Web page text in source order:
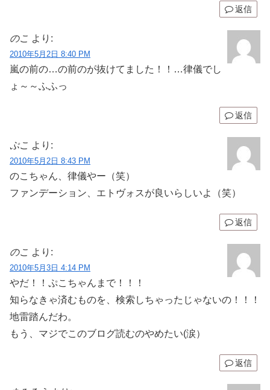
返信
のこ より:
2010年5月2日 8:40 PM
嵐の前の…の前のが抜けてました！！…律儀でし
ょ～～ふふっ
返信
ぷこ より:
2010年5月2日 8:43 PM
のこちゃん、律儀やー（笑）
ファンデーション、エトヴォスが良いらしいよ（笑）
返信
のこ より:
2010年5月3日 4:14 PM
やだ！！ぷこちゃんまで！！！
知らなきゃ済むものを、検索しちゃったじゃないの！！！
地雷踏んだわ。
もう、マジでこのブログ読むのやめたい(涙）
返信